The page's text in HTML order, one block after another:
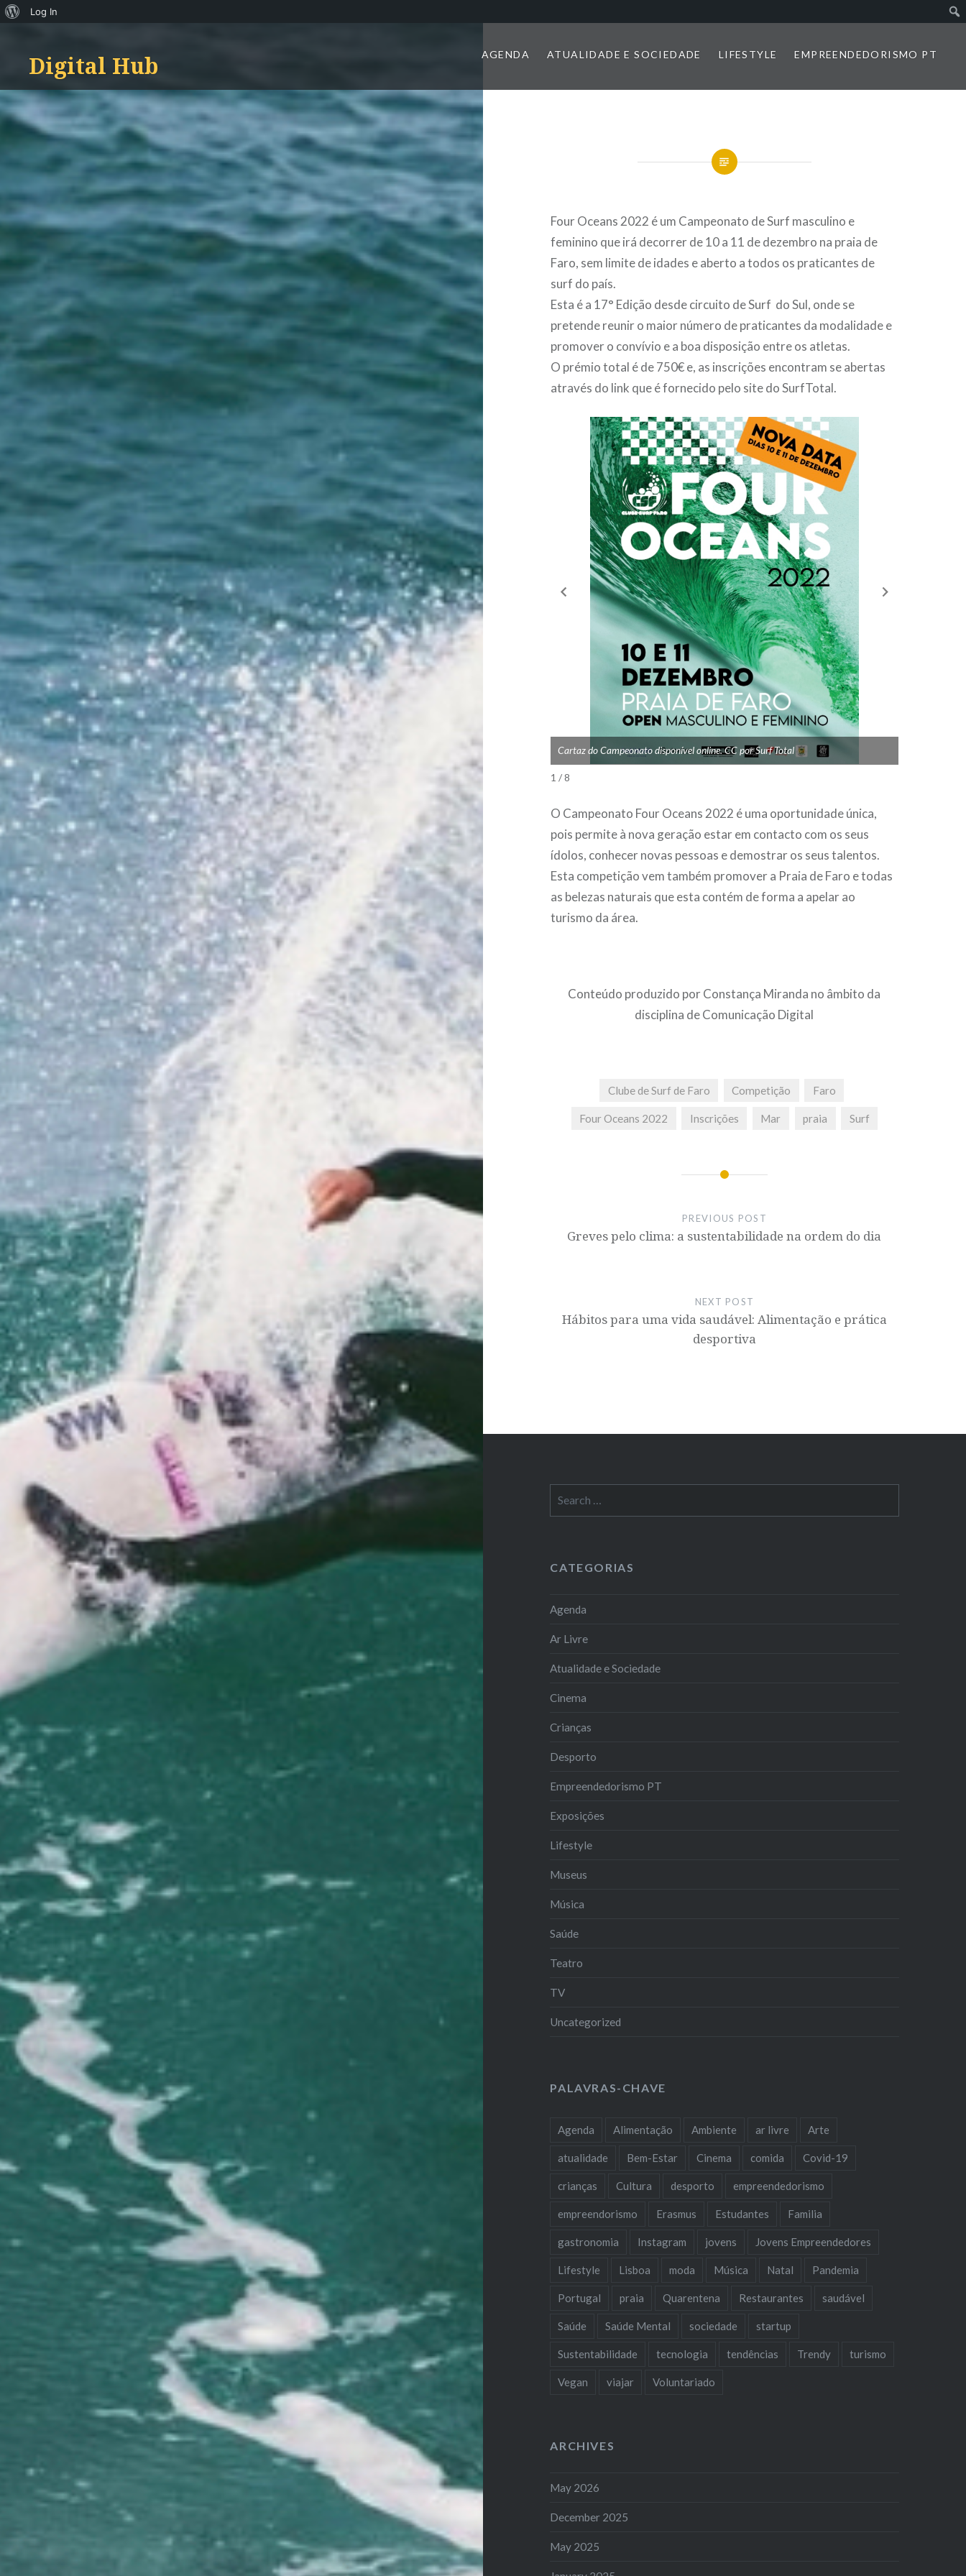
contentDigital Hub AGENDA ATUALIDADE E SOCIEDADE LIFESTYLE EMPREENDEDORISMO PT
Four Oceans 2022 é um Campeonato de Surf masculino e
feminino que irá decorrer de 10 a 11 de dezembro na praia de
Faro, sem limite de idades e aberto a todos os praticantes de
surf do país.
Esta é a 17° Edição desde circuito de Surf do Sul, onde se
pretende reunir o maior número de praticantes da modalidade e
promover o convívio e a boa disposição entre os atletas.
O prémio total é de 750€ e, as inscrições encontram se abertas
através do link que é fornecido pelo site do SurfTotal.
Cartaz do Campeonato disponível online. CC por Surf Total
1 / 8
O Campeonato Four Oceans 2022 é uma oportunidade única,
pois permite à nova geração estar em contacto com os seus
ídolos, conhecer novas pessoas e demostrar os seus talentos.
Esta competição vem também promover a Praia de Faro e todas
as belezas naturais que esta contém de forma a apelar ao
turismo da área.
Conteúdo produzido por Constança Miranda no âmbito da
disciplina de Comunicação Digital
Clube de Surf de Faro Competição Faro
Four Oceans 2022 Inscrições Mar praia Surf
navigation
PREVIOUS POST
Greves pelo clima: a sustentabilidade na ordem do dia
NEXT POST
Hábitos para uma vida saudável: Alimentação e prática
desportiva
CATEGORIAS
Agenda
Ar Livre
Atualidade e Sociedade
Cinema
Crianças
Desporto
Empreendedorismo PT
Exposições
Lifestyle
Museus
Música
Saúde
Teatro
TV
Uncategorized
PALAVRAS-CHAVE
Agenda Alimentação Ambiente ar livre Arte
atualidade Bem-Estar Cinema comida Covid-19
crianças Cultura desporto empreendedorismo
empreendorismo Erasmus Estudantes Familia
gastronomia Instagram jovens Jovens Empreendedores
Lifestyle Lisboa moda Música Natal Pandemia
Portugal praia Quarentena Restaurantes saudável
Saúde Saúde Mental sociedade startup
Sustentabilidade tecnologia tendências Trendy turismo
Vegan viajar Voluntariado
ARCHIVES
May 2026
December 2025
May 2025
About
Log In